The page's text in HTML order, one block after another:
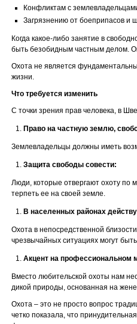
Конфликтам с
Загрязнению от боеприпасов и
Когда какое-либо занятие в
быть безобидным частным делом.
Охота не является
жизни.
Что требуется изменить
С точки зрения прав человека, в
Право на частную землю,
Землевладельцы должны иметь
Защита свободы совести:
Люди, которые отвергают охоту по
терпеть ее на своей земле.
В населенных районах
Охота в непосредственной
чрезвычайных ситуациях могут
Акцент на профессиональном
Вместо любительской охоты нам
дикой природы, основанная на
Охота – это не просто вопрос
четко показала, что